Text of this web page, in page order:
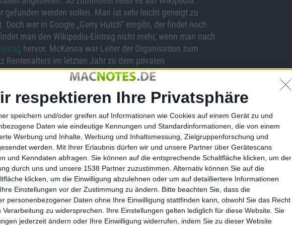
respektieren Ihre Privatsphäre
speichern und/oder greifen auf Informationen wie Cookies auf einem Gerät zu und
Daten wie eindeutige Kennungen und Standardinformationen, die von einem
Werbung und Inhalte, Werbung und Inhaltsmessung, Zielgruppenforschung und
werden.
Mit Ihrer Erlaubnis dürfen wir und unsere Partner über Gerätescans
und Kenndaten abfragen. Sie können auf die entsprechende Schaltfläche klicken, um der
durch uns und unsere 1538 Partner zuzustimmen. Alternativ können Sie auf die
klicken, um die Einwilligung abzulehnen oder um auf detailliertere Informationen
Einstellungen vor der Zustimmung zu ändern.
Bitte beachten Sie, dass die
personenbezogener Daten ohne Ihre Einwilligung stattfinden kann, obwohl Sie das Recht
Verarbeitung zu widersprechen. Ihre Einstellungen gelten lediglich für diese Website. Sie
jederzeit ändern oder Ihre Einwilligung widerrufen, indem Sie zu dieser Website
werden sollen. Man ist sehr leicht geneigt zu
wer in Google „Gerry Hutch“ eingibt, der findet noch
man den Wikipedia-Eintrag nicht mehr, wenn man nach
hervor. McKenna war Leiter der Organisation zum
Rentenalters im letzten Jahr zu dem privaten
tut dies aber wohl in jedem Fall. Entsprechend
Medien veröffentlicht, deren Inhalte „nicht mehr“ über
von NPD, Burschenschaften und rechtsextreme
der Name eines Betroffenen, der nicht mit diesem Inhalt in
jedoch nicht. Denn Google muss den Einzelfall
hin. Die allermeisten gelöschten Treffer sind
Die eigentlichen Inhalte sind in vielen anderen
die als „Right to be forgotten“ bezeichnet wird, ist